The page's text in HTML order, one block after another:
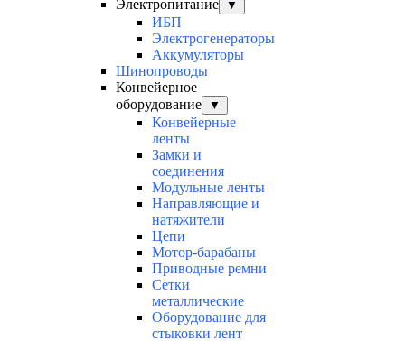
Электропитание
▼
ИБП
Электрогенераторы
Аккумуляторы
Шинопроводы
Конвейерное
оборудование
▼
Конвейерные
ленты
Замки и
соединения
Модульные ленты
Направляющие и
натяжители
Цепи
Мотор-барабаны
Приводные ремни
Сетки
металлические
Оборудование для
стыковки лент